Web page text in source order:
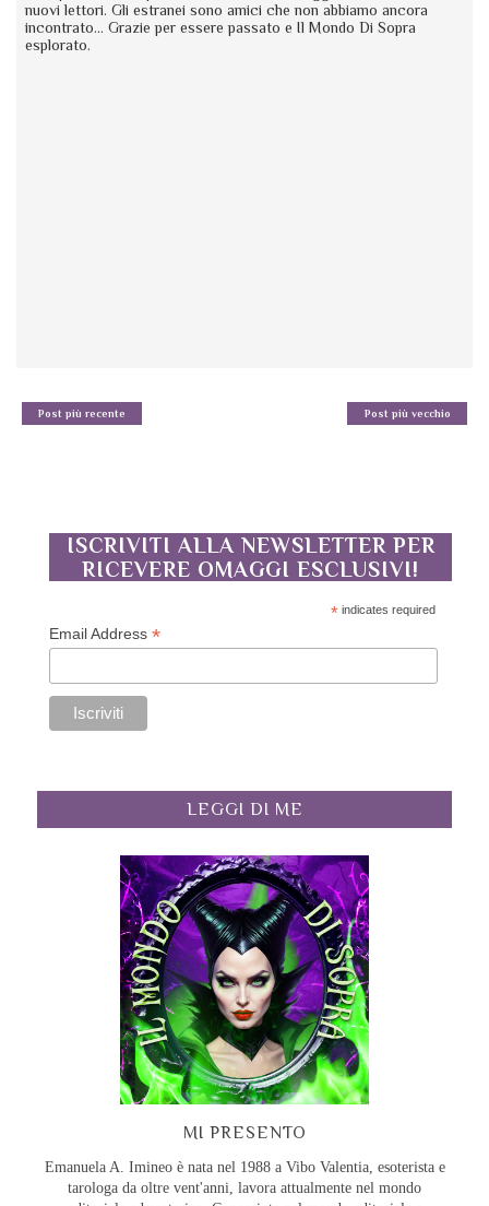
nuovi lettori. Gli estranei sono amici che non abbiamo ancora
incontrato... Grazie per essere passato e Il Mondo Di Sopra
esplorato.
Post più recente Post più vecchio
ISCRIVITI ALLA NEWSLETTER PER
RICEVERE OMAGGI ESCLUSIVI!
* indicates required
Email Address*
LEGGI DI ME
MI PRESENTO
Emanuela A. Imineo è nata nel 1988 a Vibo Valentia, esoterista e
tarologa da oltre vent'anni, lavora attualmente nel mondo